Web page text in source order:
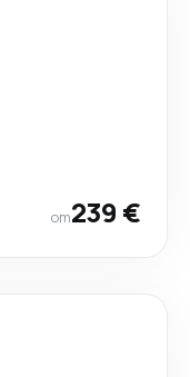
от239 €